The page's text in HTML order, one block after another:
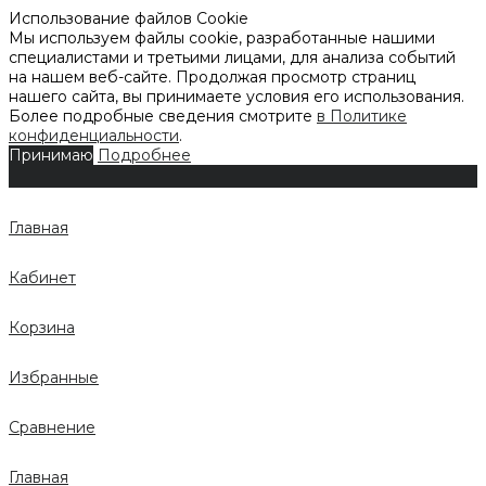
Использование файлов Cookie
Мы используем файлы cookie, разработанные нашими
специалистами и третьими лицами, для анализа событий
на нашем веб-сайте. Продолжая просмотр страниц
нашего сайта, вы принимаете условия его использования.
Более подробные сведения смотрите в Политике
конфиденциальности.
Принимаю Подробнее
Главная
Кабинет
Корзина
Избранные
Сравнение
Главная